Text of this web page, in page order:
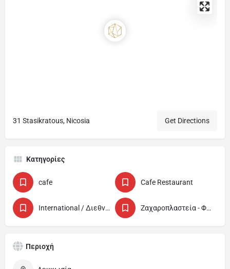
31 Stasikratous, Nicosia Get Directions
Κατηγορίες
cafe Cafe Restaurant
International / Διεθνής Ζαχαροπλαστεία - Φούρνοι / Patisseries - Bakeries
Περιοχή